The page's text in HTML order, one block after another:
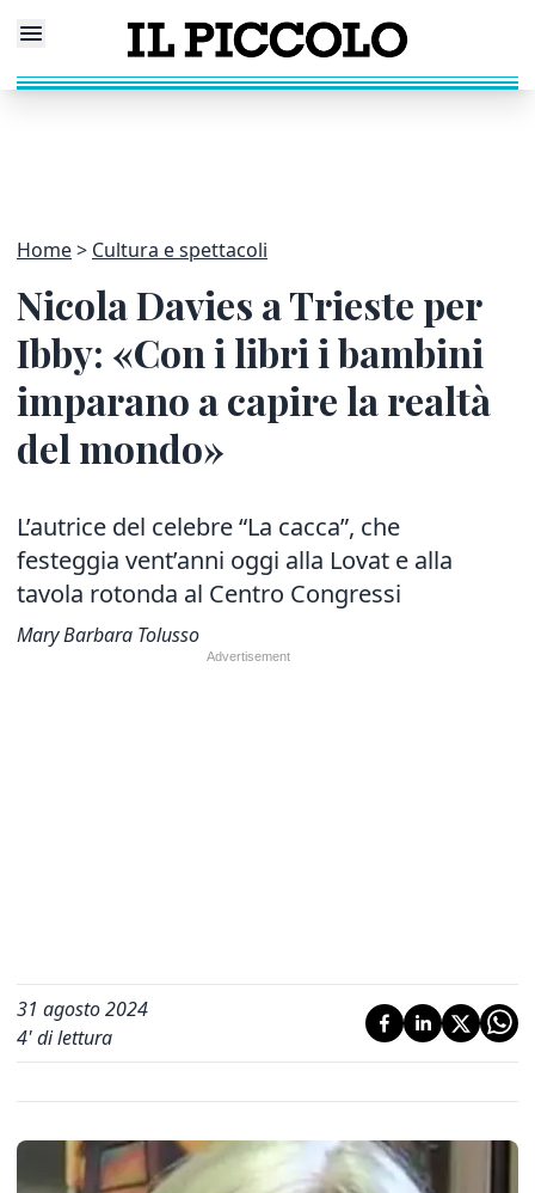
Home Cultura e spettacoli
Nicola Davies a Trieste per
Ibby: «Con i libri i bambini
imparano a capire la realtà
del mondo»
L’autrice del celebre “La cacca”, che
festeggia vent’anni oggi alla Lovat e alla
tavola rotonda al Centro Congressi
Mary Barbara Tolusso
31 agosto 2024
4' di lettura